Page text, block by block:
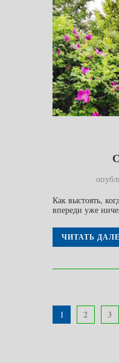
Как выстоять,
впереди уже
ЧИТАТЬ
1 2 3